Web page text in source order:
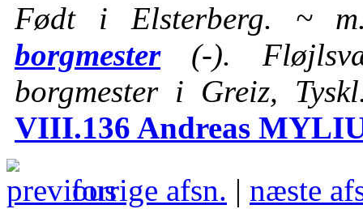
Født i Elsterberg. ~
borgmester(-).
borgmester i Greiz,
VIII.136 Andreas
forrige afsn. | næste